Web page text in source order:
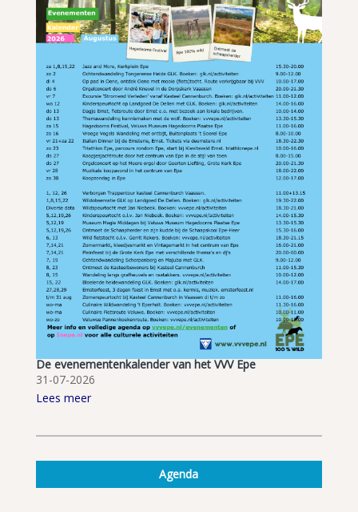
De evenementenkalender van het VVV Epe
31-07-2026
Lees meer
Agenda